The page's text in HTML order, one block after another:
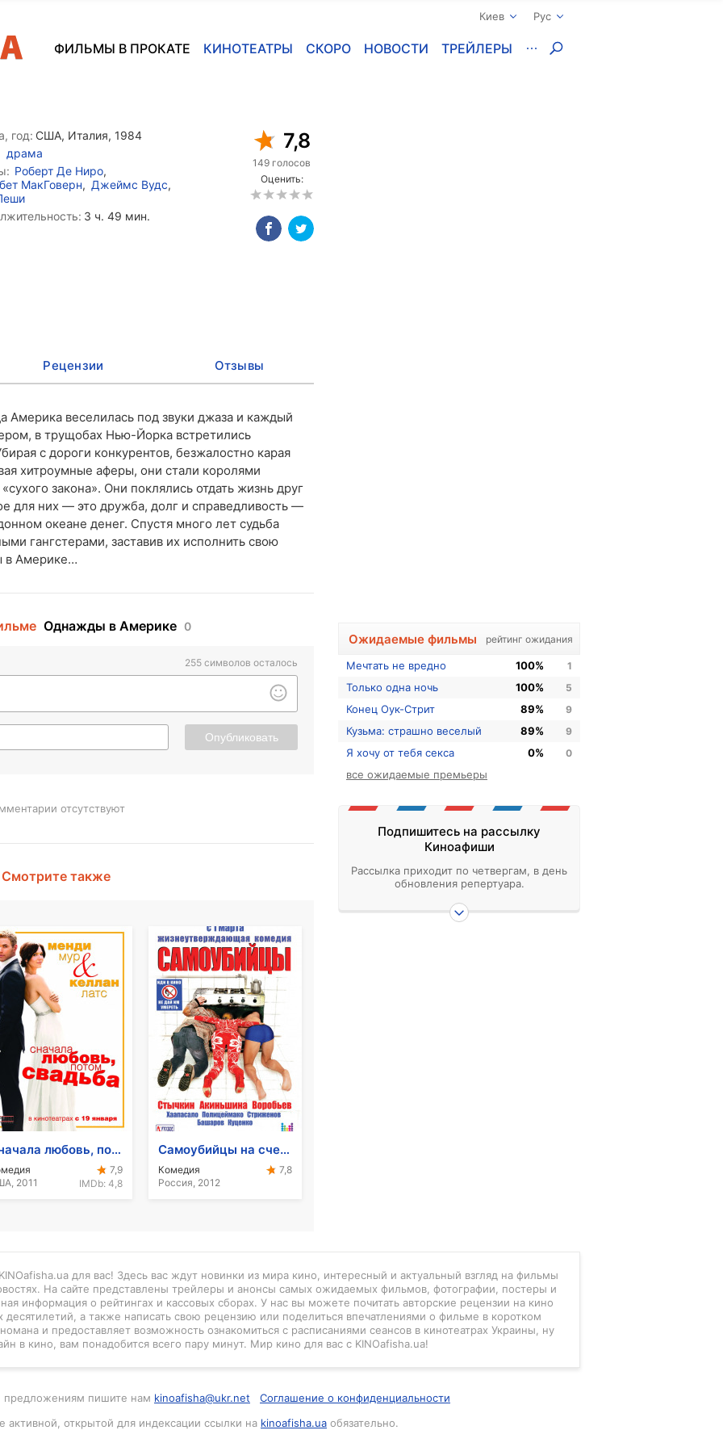
Киев Рус
ФИЛЬМЫ В ПРОКАТЕ КИНОТЕАТРЫ СКОРО НОВОСТИ ТРЕЙЛЕРЫ
год: США, Италия, 1984
драма
Роберт Де Ниро,
МакГоверн, Джеймс Вудс,
3 ч. 49 мин.
7,8
149 голосов
Оценить:
Рецензии Отзывы
Америка веселилась под звуки джаза и каждый
в трущобах Нью-Йорка встретились
с дороги конкурентов, безжалостно карая
хитроумные аферы, они стали королями
закона». Они поклялись отдать жизнь друг
для них — это дружба, долг и справедливость —
океане денег. Спустя много лет судьба
гангстерами, заставив их исполнить свою
в Америке…
Однажды в Америке 0
255 символов осталось
Опубликовать
отсутствуют
Смотрите также
Сначала любовь, потом свадьба
2011
7,9
IMDb: 4,8
Самоубийцы на счет три
Комедия
Россия, 2012
7,8
Ожидаемые фильмы рейтинг ожидания
Мечтать не вредно 100% 1
Только одна ночь 100% 5
Конец Оук-Стрит 89% 9
Кузьма: страшно веселый 89% 9
Я хочу от тебя секса 0% 0
все ожидаемые премьеры
Подпишитесь на рассылку
Киноафиши
Рассылка приходит по четвергам, в день
обновления репертуара.
для вас! Здесь вас ждут новинки из мира кино, интересный и актуальный взгляд на фильмы
На сайте представлены трейлеры и анонсы самых ожидаемых фильмов, фотографии, постеры и
информация о рейтингах и кассовых сборах. У нас вы можете почитать авторские рецензии на кино
а также написать свою рецензию или поделиться впечатлениями о фильме в коротком
и предоставляет возможность ознакомиться с расписаниями сеансов в кинотеатрах Украины, ну
в кино, вам понадобится всего пару минут. Мир кино для вас с KINOafisha.ua!
предложениям пишите нам kinoafisha@ukr.net
Соглашение о конфиденциальности
активной, открытой для индексации ссылки на kinoafisha.ua обязательно.